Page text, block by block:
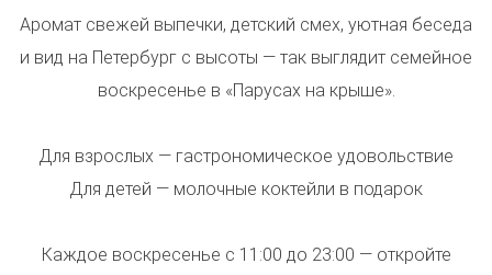
Аромат свежей выпечки, детский смех, уютная беседа
и вид на Петербург с высоты — так выглядит семейное
воскресенье в «Парусах на крыше».
Для взрослых — гастрономическое удовольствие
Для детей — молочные коктейли в подарок
Каждое воскресенье с 11:00 до 23:00 — откройте